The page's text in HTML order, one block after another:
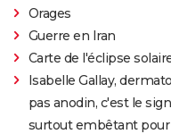
Orages
Guerre en Iran
Carte de l'éclipse
Isabelle Gallay,
pas anodin, c'est le
surtout embêtant pour